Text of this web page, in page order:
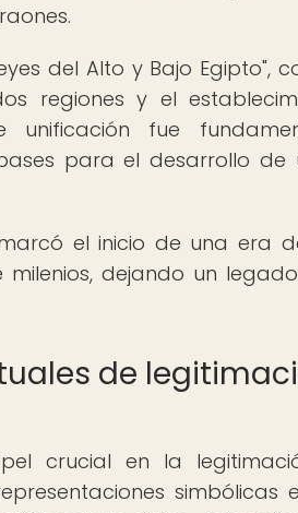
del Alto y Bajo Egipto",
regiones y el
unificación fue
para el desarrollo de
el inicio de una era
dejando un
de
crucial en la
simbólicas